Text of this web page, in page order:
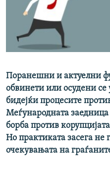
РСЕ веб страници
Поранешни и актуелни
обвинети или осудени се
бидејќи процесите
Меѓународната
борба против
Но практиката засега не
очекувањата на